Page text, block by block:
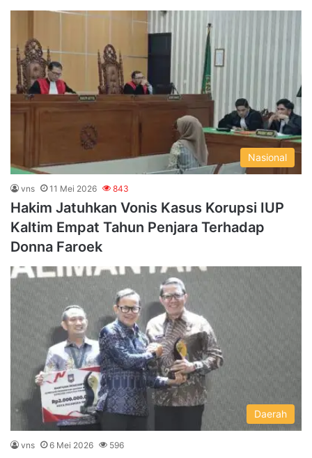
Nasional
vns 11 Mei 2026 843
Hakim Jatuhkan Vonis Kasus Korupsi IUP
Kaltim Empat Tahun Penjara Terhadap
Donna Faroek
Daerah
vns 6 Mei 2026 596